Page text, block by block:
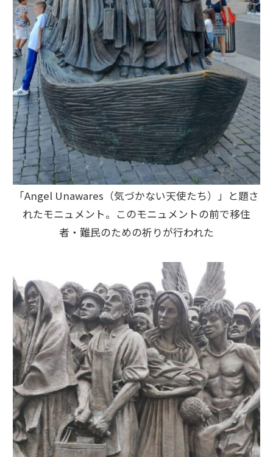
「Angel Unawares（気づかない天使たち）」と題さ
れたモニュメント。このモニュメントの前で移住
者・難民のための祈りが行われた